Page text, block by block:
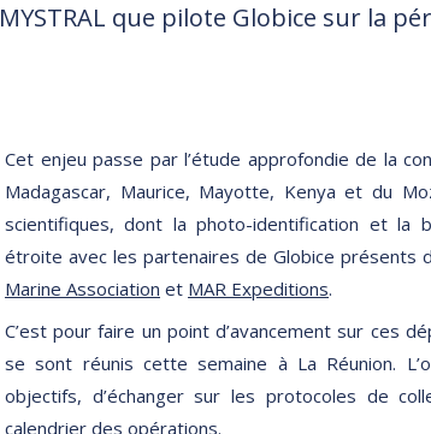
MYSTRAL que pilote Globice sur la
Cet enjeu passe par l’étude approfondie de la
Madagascar, Maurice, Mayotte, Kenya et du
scientifiques, dont la photo-identification et la
étroite avec les partenaires de Globice présents
Marine Association et MAR Expeditions.
C’est pour faire un point d’avancement sur ces
se sont réunis cette semaine à La Réunion.
objectifs, d’échanger sur les protocoles de
calendrier des opérations.